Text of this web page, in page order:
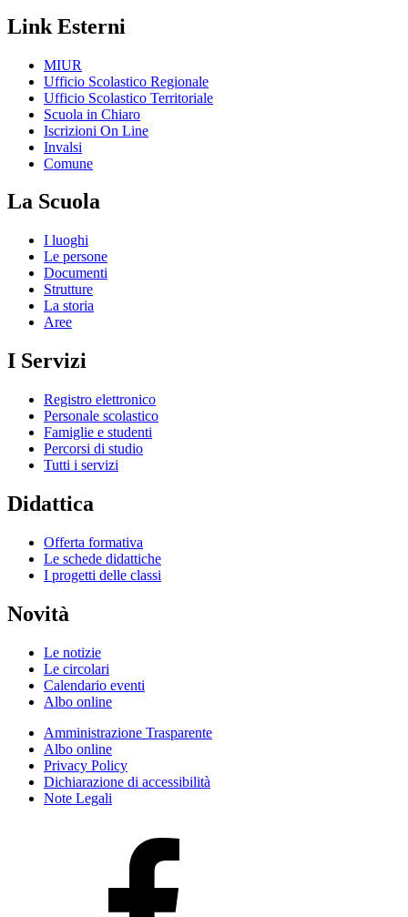
Link Esterni
MIUR
Ufficio Scolastico Regionale
Ufficio Scolastico Territoriale
Scuola in Chiaro
Iscrizioni On Line
Invalsi
Comune
La Scuola
I luoghi
Le persone
Documenti
Strutture
La storia
Aree
I Servizi
Registro elettronico
Personale scolastico
Famiglie e studenti
Percorsi di studio
Tutti i servizi
Didattica
Offerta formativa
Le schede didattiche
I progetti delle classi
Novità
Le notizie
Le circolari
Calendario eventi
Albo online
Amministrazione Trasparente
Albo online
Privacy Policy
Dichiarazione di accessibilità
Note Legali